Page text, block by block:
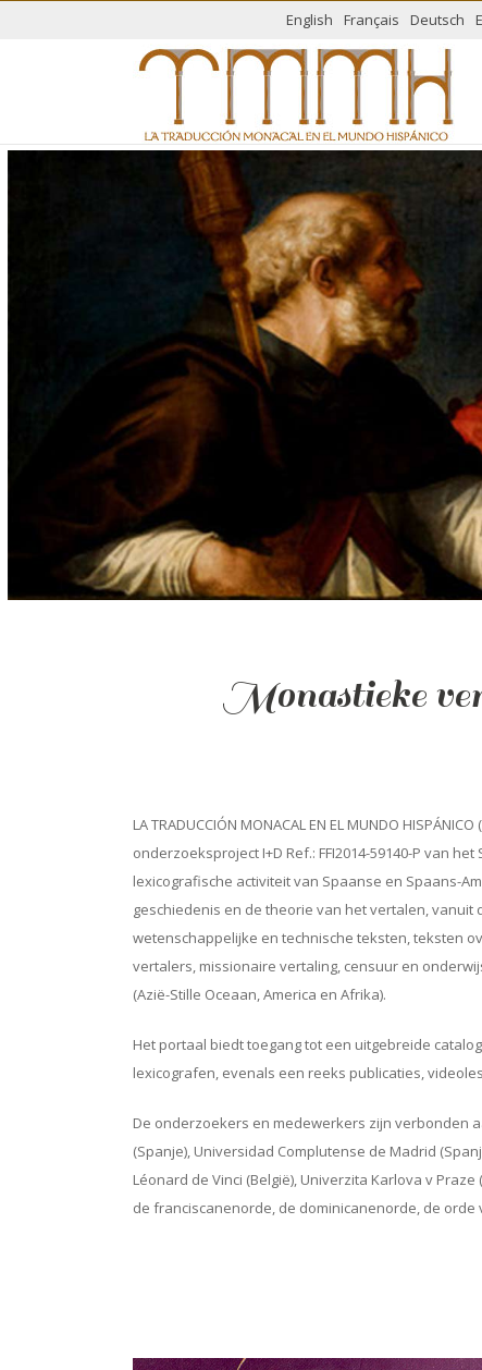
English Français Deutsch
Monastieke
LA TRADUCCIÓN MONACAL EN EL MUNDO
onderzoeksproject I+D Ref.: FFI2014-59140-P van
lexicografische activiteit van Spaanse en Spaans-
geschiedenis en de theorie van het vertalen,
wetenschappelijke en technische teksten, teksten
vertalers, missionaire vertaling, censuur en
(Azië-Stille Oceaan, America en Afrika).
Het portaal biedt toegang tot een uitgebreide
lexicografen, evenals een reeks publicaties,
De onderzoekers en medewerkers zijn verbonden
(Spanje), Universidad Complutense de Madrid
Léonard de Vinci (België), Univerzita Karlova v
de franciscanenorde, de dominicanenorde, de orde